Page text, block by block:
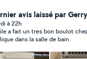
normes / vérification de
) j'ai aussi une
des cuisines équipées,
et autres petit
contacter
avis laissé par
à 22h
a fait un tres bon boulot
dans la salle de bain.